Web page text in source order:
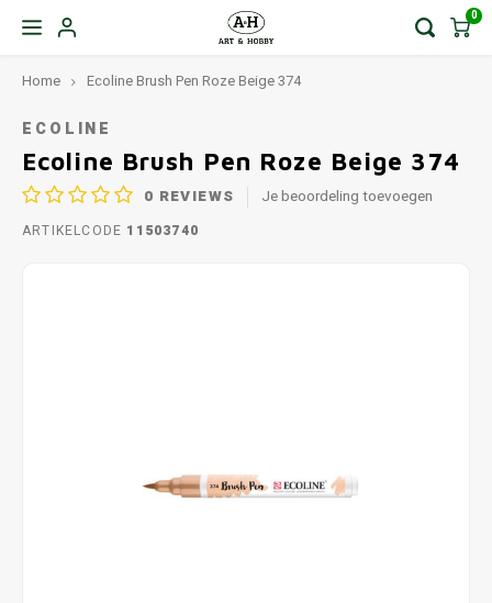
0
Home Ecoline Brush Pen Roze Beige 374
ECOLINE
Ecoline Brush Pen Roze Beige 374
0 REVIEWS Je beoordeling toevoegen
ARTIKELCODE 11503740